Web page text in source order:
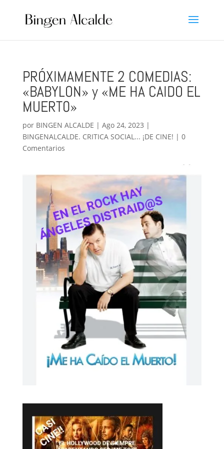
PRÓXIMAMENTE 2 COMEDIAS:
«BABYLON» y «ME HA CAIDO EL
MUERT0»
por BINGEN ALCALDE | Ago 24, 2023 |
BINGENALCALDE. CRITICA SOCIAL... ¡DE CINE! | 0
Comentarios